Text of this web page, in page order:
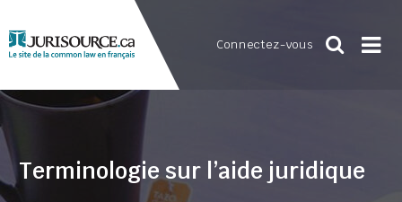
Connectez-vous
Terminologie sur l’aide juridique